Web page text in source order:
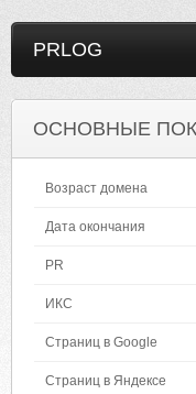
PRLOG
ОСНОВНЫЕ
Возраст домена
Дата окончания
PR
ИКС
Страниц в Google
Страниц в Яндексе